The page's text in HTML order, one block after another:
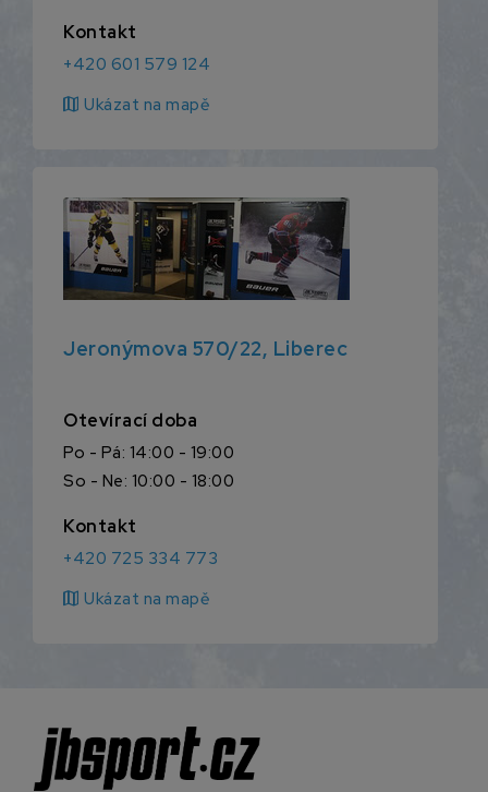
Kontakt
+420 601 579 124
map Ukázat na mapě
Jeronýmova 570/22, Liberec
Otevírací doba
Po - Pá: 14:00 - 19:00
So - Ne: 10:00 - 18:00
Kontakt
+420 725 334 773
map Ukázat na mapě